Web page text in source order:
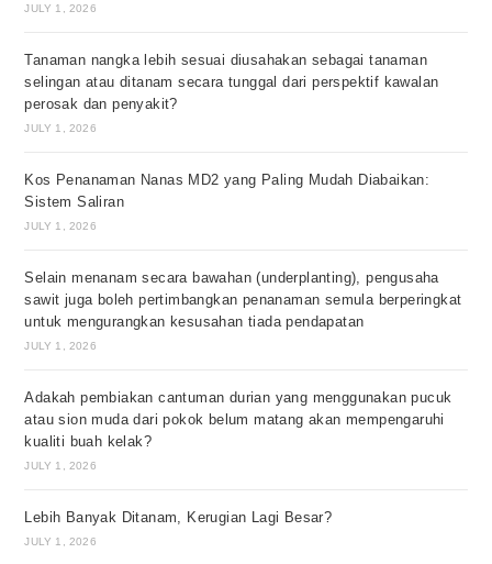
JULY 1, 2026
Tanaman nangka lebih sesuai diusahakan sebagai tanaman
selingan atau ditanam secara tunggal dari perspektif kawalan
perosak dan penyakit?
JULY 1, 2026
Kos Penanaman Nanas MD2 yang Paling Mudah Diabaikan:
Sistem Saliran
JULY 1, 2026
Selain menanam secara bawahan (underplanting), pengusaha
sawit juga boleh pertimbangkan penanaman semula berperingkat
untuk mengurangkan kesusahan tiada pendapatan
JULY 1, 2026
Adakah pembiakan cantuman durian yang menggunakan pucuk
atau sion muda dari pokok belum matang akan mempengaruhi
kualiti buah kelak?
JULY 1, 2026
Lebih Banyak Ditanam, Kerugian Lagi Besar?
JULY 1, 2026